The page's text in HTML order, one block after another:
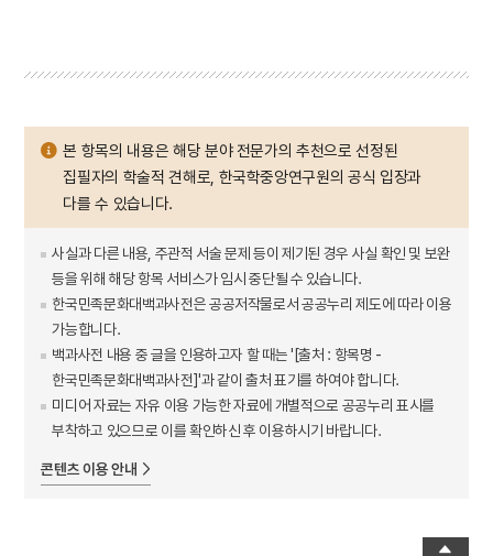
본 항목의 내용은 해당 분야 전문가의 추천으로 선정된
집필자의 학술적 견해로, 한국학중앙연구원의 공식 입장과
다를 수 있습니다.
사실과 다른 내용, 주관적 서술 문제 등이 제기된 경우 사실 확인 및 보완
등을 위해 해당 항목 서비스가 임시 중단될 수 있습니다.
한국민족문화대백과사전은 공공저작물로서 공공누리 제도에 따라 이용
가능합니다.
백과사전 내용 중 글을 인용하고자 할 때는 '[출처 : 항목명 -
한국민족문화대백과사전]'과 같이 출처 표기를 하여야 합니다.
미디어 자료는 자유 이용 가능한 자료에 개별적으로 공공누리 표시를
부착하고 있으므로 이를 확인하신 후 이용하시기 바랍니다.
콘텐츠 이용 안내